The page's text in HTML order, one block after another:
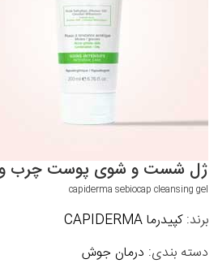
ژل شست و شوی پوست چرب و
capiderma sebiocap cleansing gel
برند:کپیدرما CAPIDERMA
دسته بندی: درمان جوش